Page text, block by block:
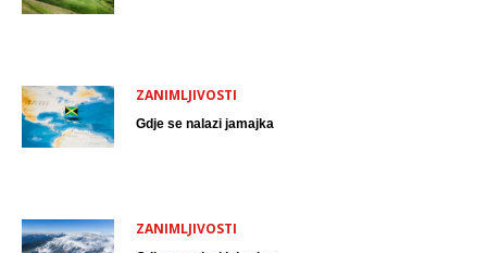
ZANIMLJIVOSTI
Gdje se nalazi jamajka
ZANIMLJIVOSTI